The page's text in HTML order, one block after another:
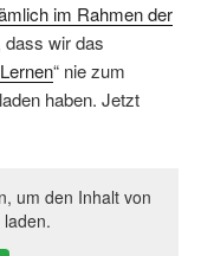
im Rahmen der
dass wir das
“ nie zum
haben. Jetzt
um den Inhalt von